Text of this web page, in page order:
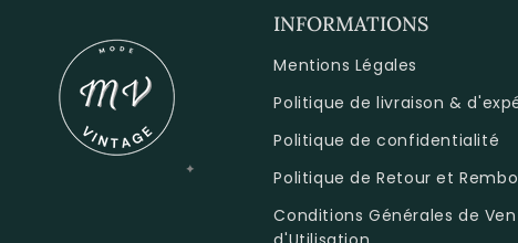
INFORMATIONS
Mentions Légales
Politique de livraison &
Politique de confidentialité
Politique de Retour et
Conditions Générales de